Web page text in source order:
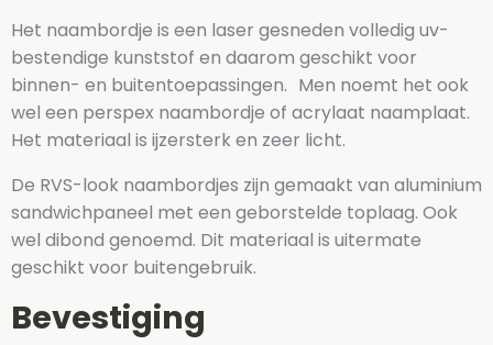
Het naambordje is een laser gesneden volledig uv-
bestendige kunststof en daarom geschikt voor
binnen- en buitentoepassingen. Men noemt het ook
wel een perspex naambordje of acrylaat naamplaat.
Het materiaal is ijzersterk en zeer licht.
De RVS-look naambordjes zijn gemaakt van aluminium
sandwichpaneel met een geborstelde toplaag. Ook
wel dibond genoemd. Dit materiaal is uitermate
geschikt voor buitengebruik.
Bevestiging